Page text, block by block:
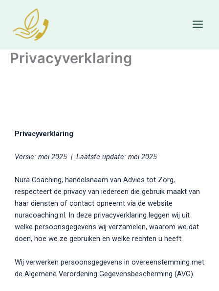
content
Privacyverklaring
Privacyverklaring
Versie: mei 2025 | Laatste update: mei 2025
Nura Coaching, handelsnaam van Advies tot Zorg,
respecteert de privacy van iedereen die gebruik maakt van
haar diensten of contact opneemt via de website
nuracoaching.nl. In deze privacyverklaring leggen wij uit
welke persoonsgegevens wij verzamelen, waarom we dat
doen, hoe we ze gebruiken en welke rechten u heeft.
Wij verwerken persoonsgegevens in overeenstemming met
de Algemene Verordening Gegevensbescherming (AVG).